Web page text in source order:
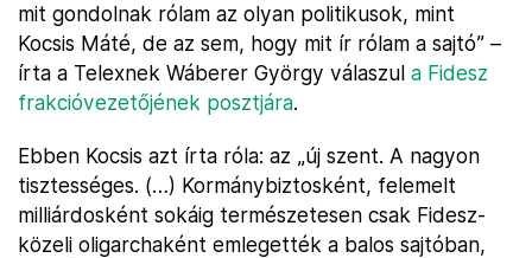
mit gondolnak rólam az olyan politikusok, mint
Kocsis Máté, de az sem, hogy mit ír rólam a sajtó” –
írta a Telexnek Wáberer György válaszul a Fidesz
frakcióvezetőjének posztjára.
Ebben Kocsis azt írta róla: az „új szent. A nagyon
tisztességes. (…) Kormánybiztosként, felemelt
milliárdosként sokáig természetesen csak Fidesz-
közeli oligarchaként emlegették a balos sajtóban,